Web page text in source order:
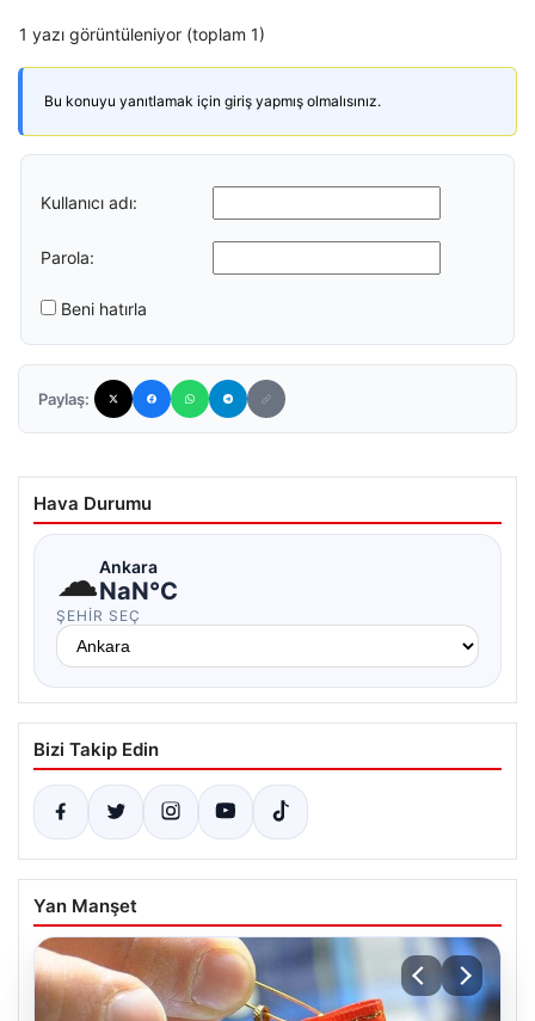
1 yazı görüntüleniyor (toplam 1)
Bu konuyu yanıtlamak için giriş yapmış olmalısınız.
Kullanıcı adı:
Parola:
Beni hatırla
Paylaş:
Hava Durumu
☁Ankara
NaN°C
ŞEHIR SEÇ
Bizi Takip Edin
Yan Manşet